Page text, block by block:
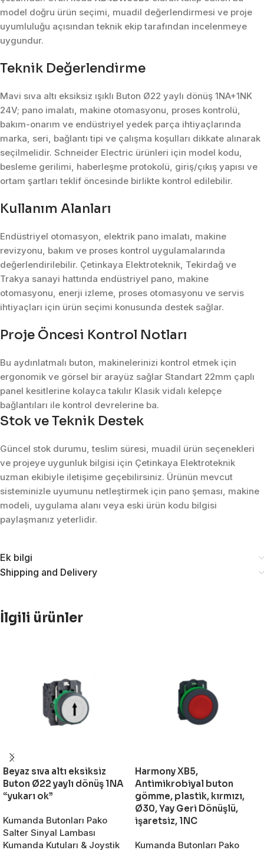
model doğru ürün seçimi, muadil değerlendirmesi ve proje
uyumluluğu açısından teknik ekip tarafından incelenmeye
uygundur.
Teknik Değerlendirme
Mavi sıva altı eksiksiz ışıklı Buton Ø22 yaylı dönüş 1NA+1NK
24V; pano imalatı, makine otomasyonu, proses kontrolü,
bakım-onarım ve endüstriyel yedek parça ihtiyaçlarında
marka, seri, bağlantı tipi ve çalışma koşulları dikkate alınarak
seçilmelidir. Schneider Electric ürünleri için model kodu,
besleme gerilimi, haberleşme protokolü, giriş/çıkış yapısı ve
ortam şartları teklif öncesinde birlikte kontrol edilebilir.
Kullanım Alanları
Endüstriyel otomasyon, elektrik pano imalatı, makine
revizyonu, bakım ve proses kontrol uygulamalarında
değerlendirilebilir. Çetinkaya Elektroteknik, Tekirdağ ve
Trakya sanayi hattında endüstriyel pano, makine
otomasyonu, enerji izleme, proses otomasyonu ve servis
ihtiyaçları için ürün seçimi konusunda destek sağlar.
Proje Öncesi Kontrol Notları
Bu aydınlatmalı buton, makinelerinizi kontrol etmek için
ergonomik ve görsel bir arayüz sağlar Standart 22mm çaplı
panel kesitlerine kolayca takılır Klasik vidalı kelepçe
bağlantıları ile kontrol devrelerine ba.
Stok ve Teknik Destek
Güncel stok durumu, teslim süresi, muadil ürün seçenekleri
ve projeye uygunluk bilgisi için Çetinkaya Elektroteknik
uzman ekibiyle iletişime geçebilirsiniz. Ürünün mevcut
sisteminizle uyumunu netleştirmek için pano şeması, makine
modeli, uygulama alanı veya eski ürün kodu bilgisi
paylaşmanız yeterlidir.
Ek bilgi
Shipping and Delivery
İlgili ürünler
Beyaz sıva altı eksiksiz
Buton Ø22 yaylı dönüş 1NA
“yukarı ok”
Kumanda Butonları Pako
Salter Sinyal Lambası
Kumanda Kutuları & Joystik
Harmony XB5,
Antimikrobiyal buton
gömme, plastik, kırmızı,
Ø30, Yay Geri Dönüşlü,
işaretsiz, 1NC
Kumanda Butonları Pako